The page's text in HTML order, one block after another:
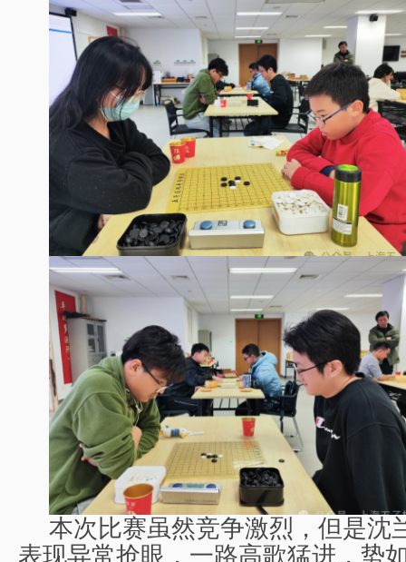
本次比赛虽然竞争激烈，但是沈
表现异常抢眼，一路高歌猛进，势